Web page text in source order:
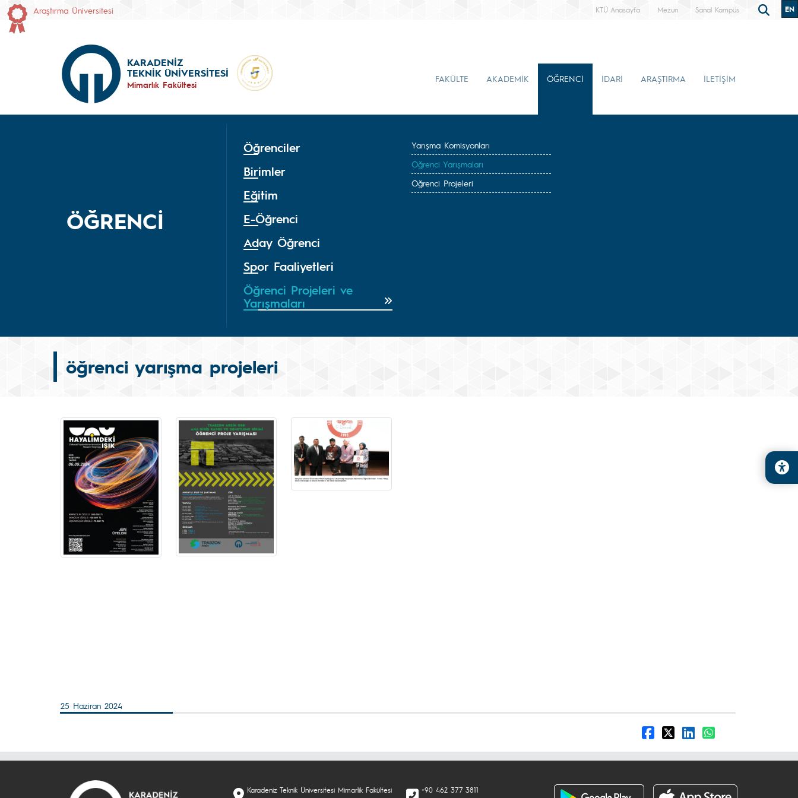
Araştırma Üniversitesi KTÜ Anasayfa Mezun Sanal Kampüs EN
KARADENİZ
TEKNİK ÜNİVERSİTESİ
Mimarlık Fakültesi
FAKÜLTE AKADEMİK ÖĞRENCİ İDARİ ARAŞTIRMA İLETİŞİM
ÖĞRENCİ
Öğrenciler
Birimler
Eğitim
E-Öğrenci
Aday Öğrenci
Spor Faaliyetleri
Öğrenci Projeleri ve
Yarışmaları
Yarışma Komisyonları
Öğrenci Yarışmaları
Öğrenci Projeleri
öğrenci yarışma projeleri
25 Haziran 2024
Karadeniz Teknik Üniversitesi Mimarlik Fakültesi
+90 462 377 3811